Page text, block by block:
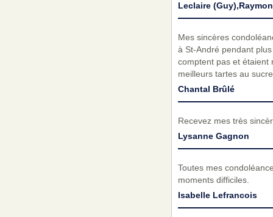
Leclaire
Mes sincères
à St-André pendant
comptent pas et étaient
meilleurs tartes au
Chantal Brûlé
Recevez mes très
Lysanne Gagnon
Toutes mes
moments difficiles.
Isabelle Lefrancois